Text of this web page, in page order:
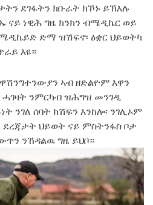
ደገፋትን ክቡራት ክኾኑ ይኽእሉ
ናይ ነዊሕ ግዜ ክንክን ብሜዲኬር ወይ
ድማ ዝሽፍኖ፡ ዕቋር ህይወትካ
እዩ።
ዋሽንግተንውያን ኣብ ዘድልዮም እዋን
ሓገዛት ንምርካብ ዝሕግዝ መንገዲ
ንገለ ሰባት ክሽፍን እንከሎ፡ ንገሊኦም
ህይወት ናይ ምስትንፋስ ቦታ
ንኸዳልዉ ግዜ ይህቦ።